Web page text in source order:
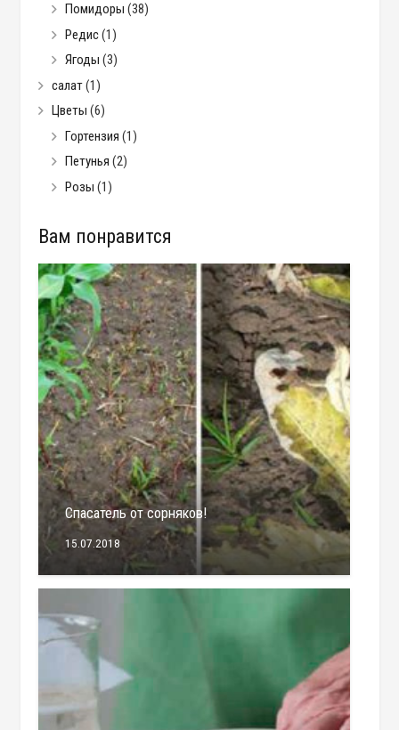
Помидоры (38)
Редис(1)
Ягоды (3)
салат(1)
Цветы (6)
Гортензия (1)
Петунья (2)
Розы (1)
Вам понравится
Спасатель от сорняков!
15.07.2018